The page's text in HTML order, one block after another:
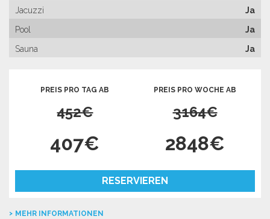
Jacuzzi
Ja
Pool
Ja
Sauna
Ja
PREIS PRO TAG AB
452€
PREIS PRO WOCHE AB
3164€
407€ 2848€
RESERVIEREN
MEHR INFORMATIONEN